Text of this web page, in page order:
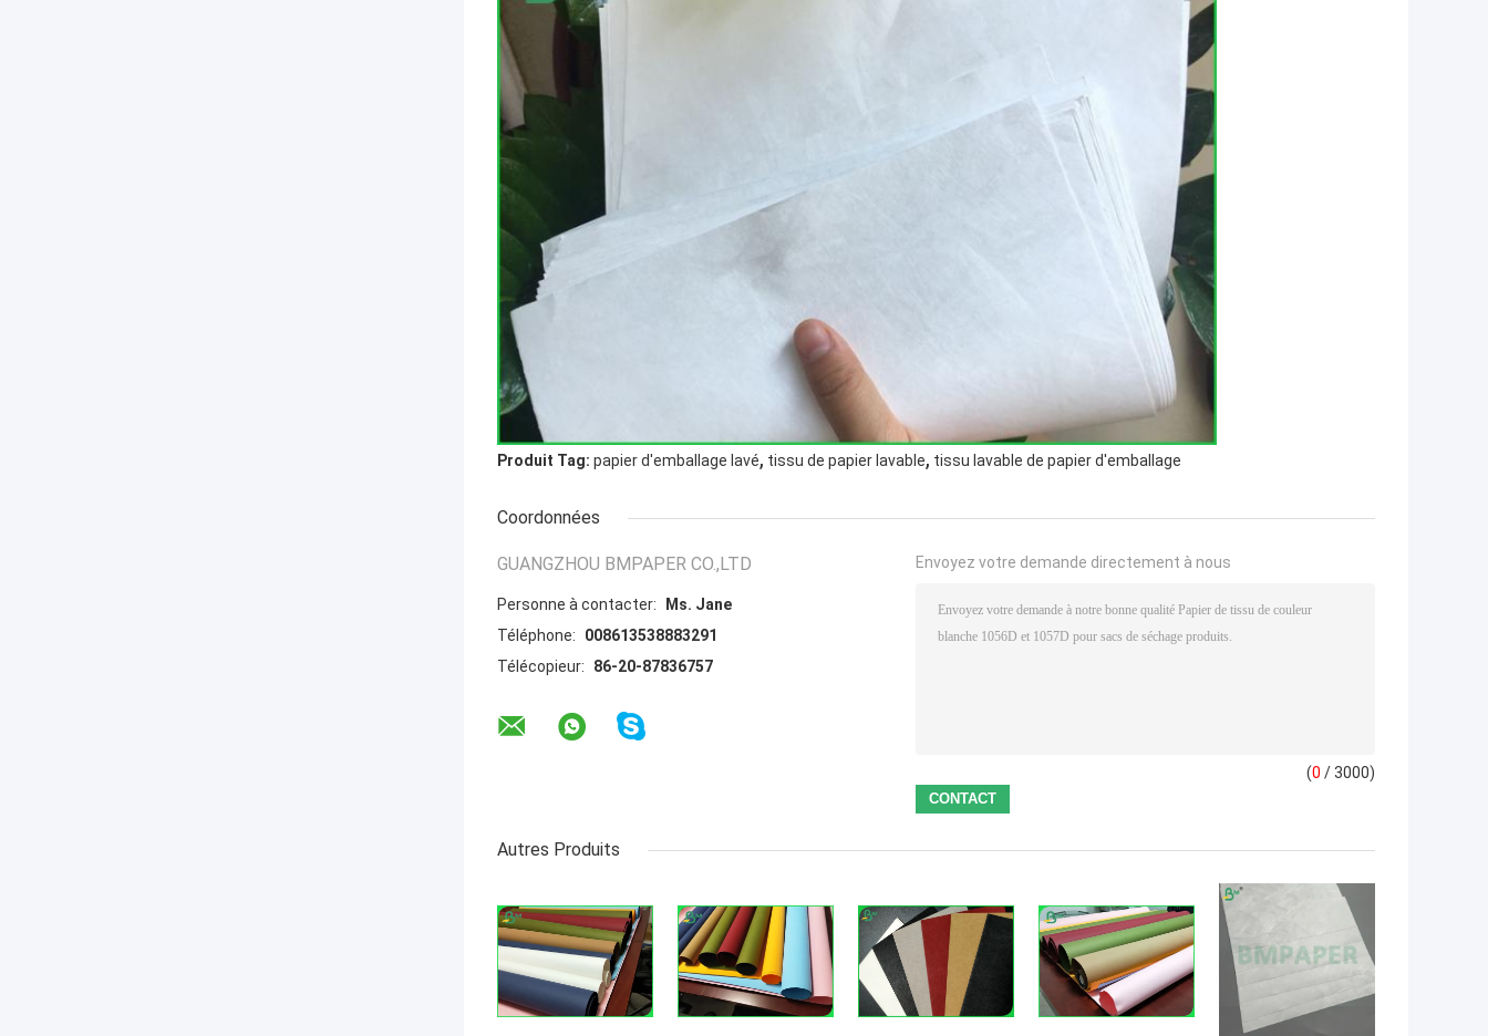
Produit Tag: papier d'emballage lavé, tissu de papier lavable, tissu lavable de papier d'emballage
Coordonnées
GUANGZHOU BMPAPER CO.,LTD
Personne à contacter:
Ms. Jane
Téléphone:
008613538883291
Télécopieur:
86-20-87836757
Envoyez votre demande directement à nous
(0 / 3000)
Autres Produits